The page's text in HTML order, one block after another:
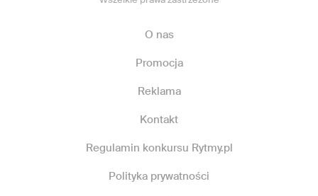
O nas
Promocja
Reklama
Kontakt
Regulamin konkursu Rytmy.pl
Polityka prywatności